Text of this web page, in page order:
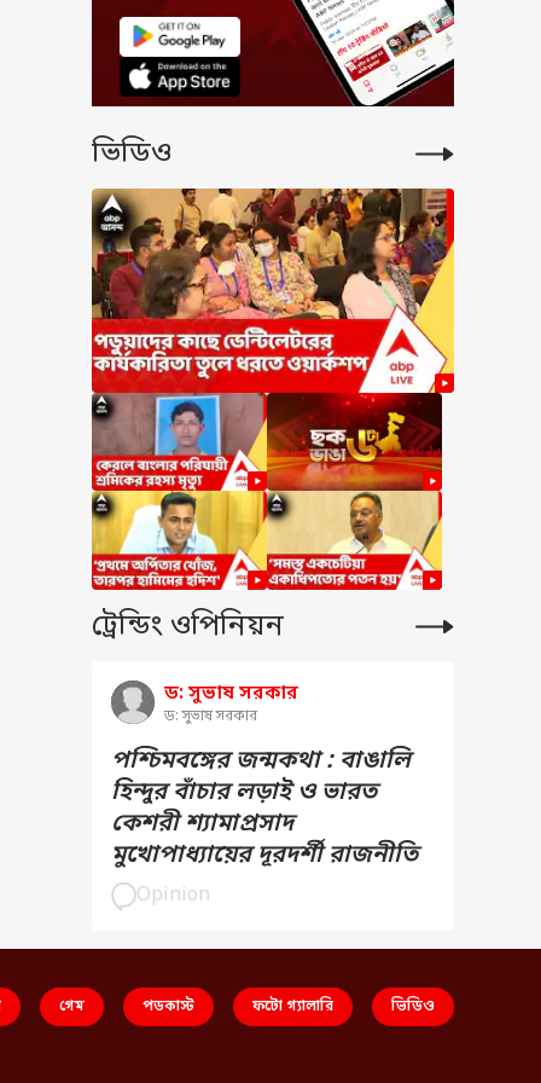
ভিডিও
ট্রেন্ডিং ওপিনিয়ন
ড: সুভাষ সরকার
ড: সুভাষ সরকার
পশ্চিমবঙ্গের জন্মকথা : বাঙালি
হিন্দুর বাঁচার লড়াই ও ভারত
কেশরী শ্যামাপ্রসাদ
মুখোপাধ্যায়ের দূরদর্শী রাজনীতি
Opinion
গেম পডকাস্ট ফটো গ্যালারি ভিডিও